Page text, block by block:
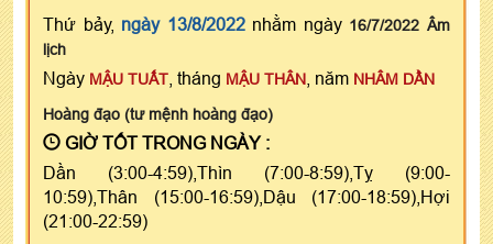
Thứ bảy, ngày 13/8/2022nhằm ngày 16/7/2022 Âm
lịch
Ngày MẬU TUẤT , tháng MẬU THÂN , năm NHÂM DẦN
Hoàng đạo (tư mệnh hoàng đạo)
GIỜ TỐT TRONG NGÀY :
Dần (3:00-4:59),Thìn (7:00-8:59),Tỵ (9:00-
10:59),Thân (15:00-16:59),Dậu (17:00-18:59),Hợi
(21:00-22:59)